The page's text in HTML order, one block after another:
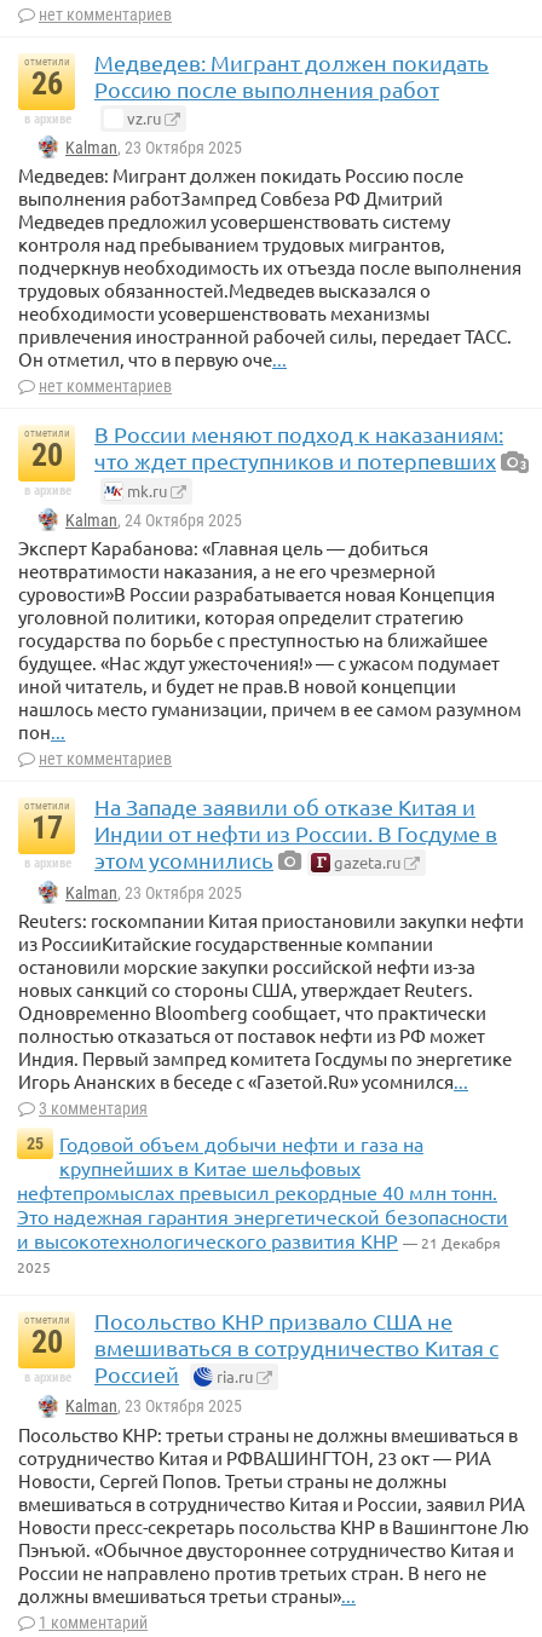
нет комментариев
отметили
26
в архиве
Медведев: Мигрант должен покидать
Россию после выполнения работ
vz.ru
Kalman, 23 Октября 2025
Медведев: Мигрант должен покидать Россию после
выполнения работЗампред Совбеза РФ Дмитрий
Медведев предложил усовершенствовать систему
контроля над пребыванием трудовых мигрантов,
подчеркнув необходимость их отъезда после выполнения
трудовых обязанностей.Медведев высказался о
необходимости усовершенствовать механизмы
привлечения иностранной рабочей силы, передает ТАСС.
Он отметил, что в первую оче...
нет комментариев
отметили
20
в архиве
В России меняют подход к наказаниям:
что ждет преступников и потерпевших
3
mk.ru
Kalman, 24 Октября 2025
Эксперт Карабанова: «Главная цель — добиться
неотвратимости наказания, а не его чрезмерной
суровости»В России разрабатывается новая Концепция
уголовной политики, которая определит стратегию
государства по борьбе с преступностью на ближайшее
будущее. «Нас ждут ужесточения!» — с ужасом подумает
иной читатель, и будет не прав.В новой концепции
нашлось место гуманизации, причем в ее самом разумном
пон...
нет комментариев
отметили
17
в архиве
На Западе заявили об отказе Китая и
Индии от нефти из России. В Госдуме в
этом усомнились
gazeta.ru
Kalman, 23 Октября 2025
Reuters: госкомпании Китая приостановили закупки нефти
из РоссииКитайские государственные компании
остановили морские закупки российской нефти из-за
новых санкций со стороны США, утверждает Reuters.
Одновременно Bloomberg сообщает, что практически
полностью отказаться от поставок нефти из РФ может
Индия. Первый зампред комитета Госдумы по энергетике
Игорь Ананских в беседе с «Газетой.Ru» усомнился...
3 комментария
25
Годовой объем добычи нефти и газа на
крупнейших в Китае шельфовых
нефтепромыслах превысил рекордные 40 млн тонн.
Это надежная гарантия энергетической безопасности
и высокотехнологического развития КНР — 21 Декабря
2025
отметили
20
в архиве
Посольство КНР призвало США не
вмешиваться в сотрудничество Китая с
Россией
ria.ru
Kalman, 23 Октября 2025
Посольство КНР: третьи страны не должны вмешиваться в
сотрудничество Китая и РФВАШИНГТОН, 23 окт — РИА
Новости, Сергей Попов. Третьи страны не должны
вмешиваться в сотрудничество Китая и России, заявил РИА
Новости пресс-секретарь посольства КНР в Вашингтоне Лю
Пэнъюй. «Обычное двустороннее сотрудничество Китая и
России не направлено против третьих стран. В него не
должны вмешиваться третьи страны»
1 комментарий